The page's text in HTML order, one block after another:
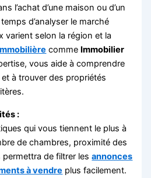
l’achat d’une maison ou d’un
d’analyser le marché
varient selon la région et la
comme Immobilier
vous aide à comprendre
à trouver des propriétés
:
qui vous tiennent le plus à
de chambres, proximité des
permettra de filtrer lesannonces
à vendre plus facilement.